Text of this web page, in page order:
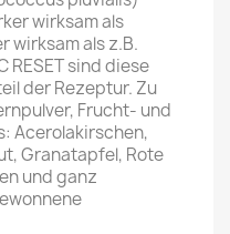
wirksam als
wirksam als z.B.
RESET sind diese
der Rezeptur. Zu
Frucht- und
Acerolakirschen,
Granatapfel, Rote
und ganz